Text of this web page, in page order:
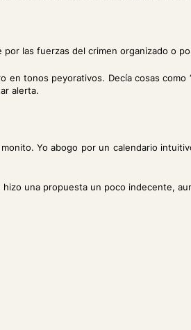
las fuerzas del crimen organizado o
tonos peyorativos. Decía cosas
alerta.
Yo abogo por un calendario
una propuesta un poco indecente,